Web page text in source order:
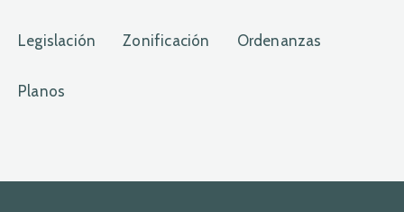
Legislación Zonificación Ordenanzas
Planos